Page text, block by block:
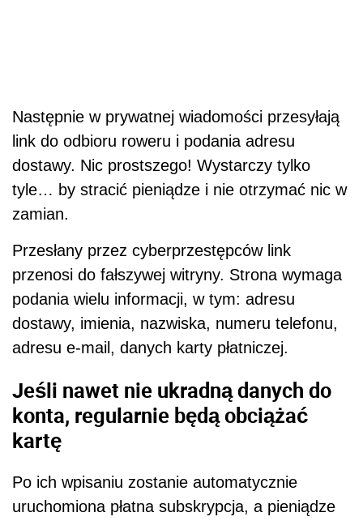
Następnie w prywatnej wiadomości przesyłają
link do odbioru roweru i podania adresu
dostawy. Nic prostszego! Wystarczy tylko
tyle… by stracić pieniądze i nie otrzymać nic w
zamian.
Przesłany przez cyberprzestępców link
przenosi do fałszywej witryny. Strona wymaga
podania wielu informacji, w tym: adresu
dostawy, imienia, nazwiska, numeru telefonu,
adresu e-mail, danych karty płatniczej.
Jeśli nawet nie ukradną danych do
konta, regularnie będą obciążać
kartę
Po ich wpisaniu zostanie automatycznie
uruchomiona płatna subskrypcja, a pieniądze